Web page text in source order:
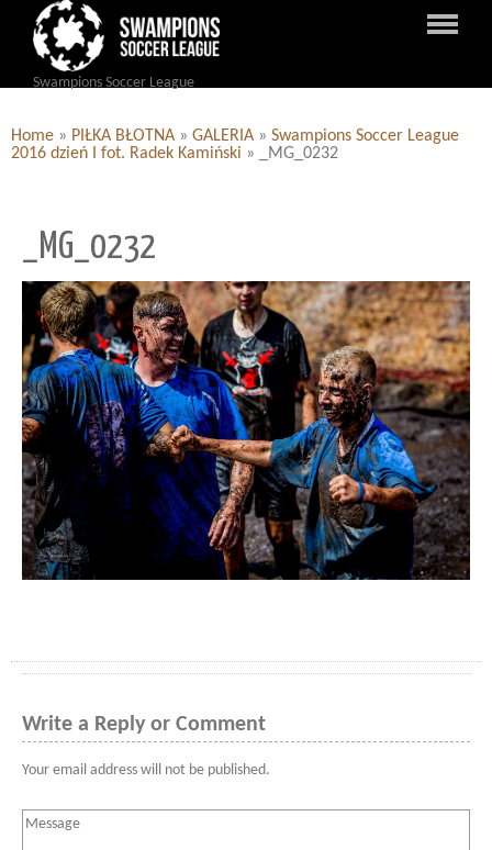
Swampions Soccer League
Home » PIŁKA BŁOTNA » GALERIA » Swampions Soccer League
2016 dzień I fot. Radek Kamiński » _MG_0232
_MG_0232
Write a Reply or Comment
Your email address will not be published.